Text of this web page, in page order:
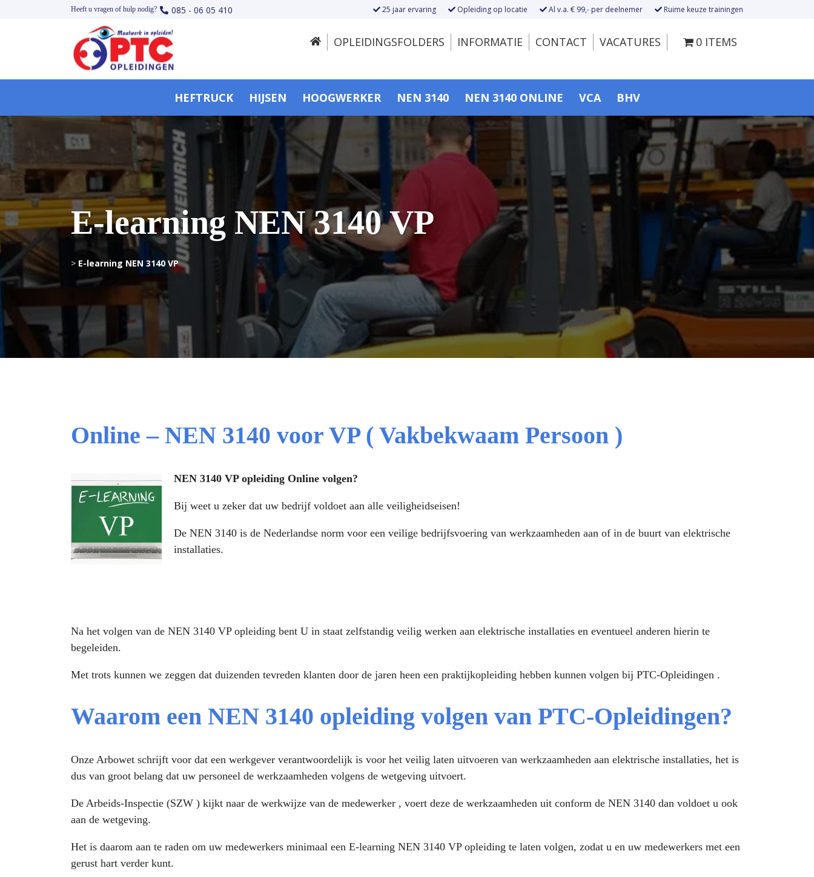
Heeft u vragen of hulp nodig? 085 - 06 05 410 25 jaar ervaring Opleiding op locatie Al v.a. € 99,- per deelnemer Ruime keuze trainingen
OPLEIDINGSFOLDERS INFORMATIE CONTACT VACATURES 0 ITEMS
HEFTRUCK HIJSEN HOOGWERKER NEN 3140 NEN 3140 ONLINE VCA BHV
E-learning NEN 3140 VP
> E-learning NEN 3140 VP
Online – NEN 3140 voor VP ( Vakbekwaam Persoon )
NEN 3140 VP opleiding Online volgen?
Bij weet u zeker dat uw bedrijf voldoet aan alle veiligheidseisen!
De NEN 3140 is de Nederlandse norm voor een veilige bedrijfsvoering van werkzaamheden aan of in de buurt van elektrische
installaties.
Na het volgen van de NEN 3140 VP opleiding bent U in staat zelfstandig veilig werken aan elektrische installaties en eventueel anderen hierin te
begeleiden.
Met trots kunnen we zeggen dat duizenden tevreden klanten door de jaren heen een praktijkopleiding hebben kunnen volgen bij PTC-Opleidingen .
Waarom een NEN 3140 opleiding volgen van PTC-Opleidingen?
Onze Arbowet schrijft voor dat een werkgever verantwoordelijk is voor het veilig laten uitvoeren van werkzaamheden aan elektrische installaties, het is
dus van groot belang dat uw personeel de werkzaamheden volgens de wetgeving uitvoert.
De Arbeids-Inspectie (SZW ) kijkt naar de werkwijze van de medewerker , voert deze de werkzaamheden uit conform de NEN 3140 dan voldoet u ook
aan de wetgeving.
Het is daarom aan te raden om uw medewerkers minimaal een E-learning NEN 3140 VP opleiding te laten volgen, zodat u en uw medewerkers met een
gerust hart verder kunt.